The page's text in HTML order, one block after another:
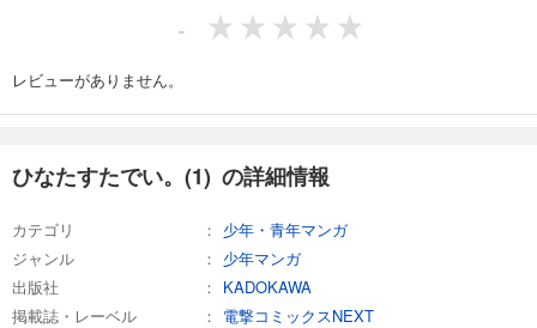
-
レビューがありません。
ひなたすたでい。(1) の詳細情報
カテゴリ
少年・青年マンガ
ジャンル
少年マンガ
出版社
KADOKAWA
掲載誌・レーベル
電撃コミックスNEXT